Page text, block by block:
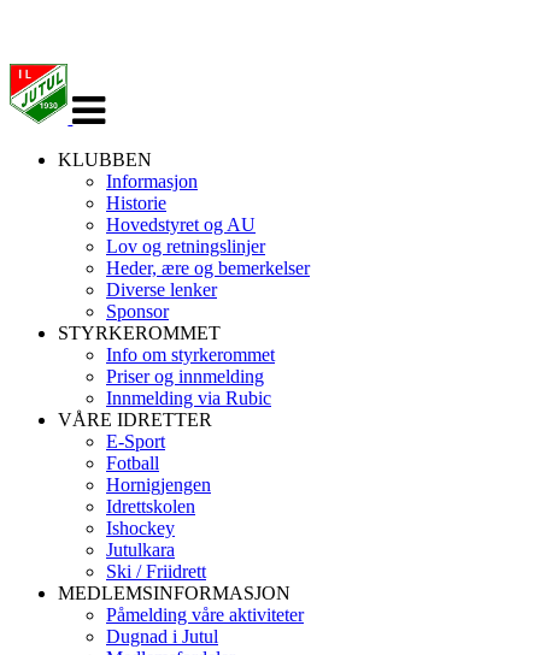
navigasjon
KLUBBEN
Informasjon
Historie
Hovedstyret og AU
Lov og retningslinjer
Heder, ære og bemerkelser
Diverse lenker
Sponsor
STYRKEROMMET
Info om styrkerommet
Priser og innmelding
Innmelding via Rubic
VÅRE IDRETTER
E-Sport
Fotball
Hornigjengen
Idrettskolen
Ishockey
Jutulkara
Ski / Friidrett
MEDLEMSINFORMASJON
Påmelding våre aktiviteter
Dugnad i Jutul